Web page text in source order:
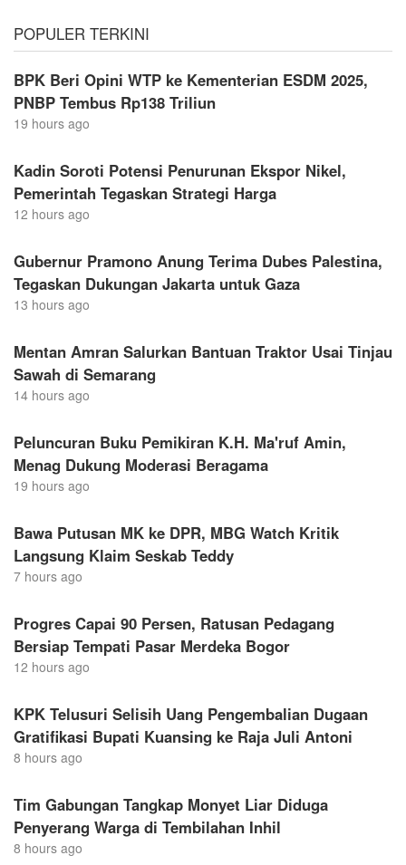
POPULER TERKINI
BPK Beri Opini WTP ke Kementerian ESDM 2025,
PNBP Tembus Rp138 Triliun
19 hours ago
Kadin Soroti Potensi Penurunan Ekspor Nikel,
Pemerintah Tegaskan Strategi Harga
12 hours ago
Gubernur Pramono Anung Terima Dubes Palestina,
Tegaskan Dukungan Jakarta untuk Gaza
13 hours ago
Mentan Amran Salurkan Bantuan Traktor Usai Tinjau
Sawah di Semarang
14 hours ago
Peluncuran Buku Pemikiran K.H. Ma'ruf Amin,
Menag Dukung Moderasi Beragama
19 hours ago
Bawa Putusan MK ke DPR, MBG Watch Kritik
Langsung Klaim Seskab Teddy
7 hours ago
Progres Capai 90 Persen, Ratusan Pedagang
Bersiap Tempati Pasar Merdeka Bogor
12 hours ago
KPK Telusuri Selisih Uang Pengembalian Dugaan
Gratifikasi Bupati Kuansing ke Raja Juli Antoni
8 hours ago
Tim Gabungan Tangkap Monyet Liar Diduga
Penyerang Warga di Tembilahan Inhil
8 hours ago